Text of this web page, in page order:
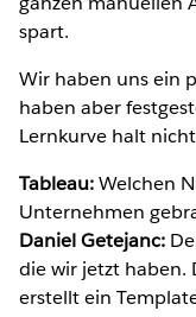
spart.
Wir haben uns ein
haben aber
Lernkurve halt
Tableau:Welchen
Unternehmen
Daniel Getejanc:
die wir jetzt haben.
erstellt ein